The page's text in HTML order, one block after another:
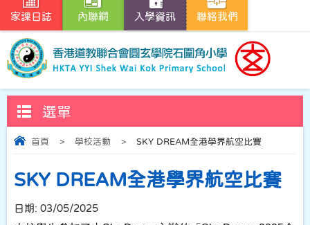
家課日誌 內聯網 入學資訊 聯絡我們
選單
首頁 > 學校活動 > SKY DREAM全港學界航空比賽
SKY DREAM全港學界航空比賽
日期: 03/05/2025